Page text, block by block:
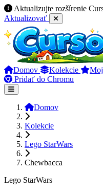
Aktualizujte rozšírenie
Aktualizovať
Domov Kolekcie
Pridať do Chromu
Domov
Kolekcie
Lego StarWars
Chewbacca
Lego StarWars